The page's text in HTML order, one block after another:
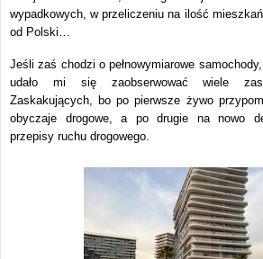
wypadkowych, w przeliczeniu na ilość
od Polski…
Jeśli zaś chodzi o pełnowymiarowe
udało mi się zaobserwować wiele
Zaskakujących, bo po pierwsze żywo
obyczaje drogowe, a po drugie na nowo
przepisy ruchu drogowego.